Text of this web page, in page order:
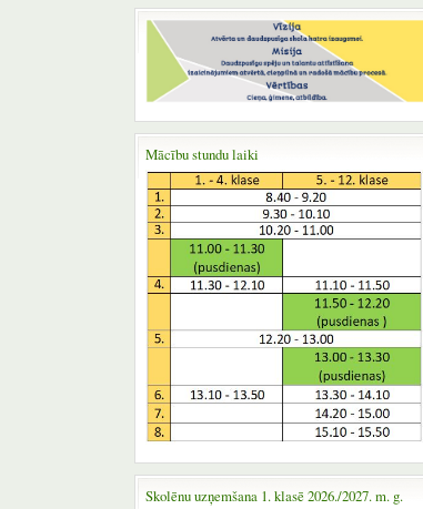
Mācību stundu laiki
Skolēnu uzņemšana 1. klasē 2026./2027. m. g.